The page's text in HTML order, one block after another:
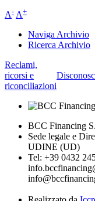
A- A+
Naviga Archivio
Ricerca Archivio
Reclami,
ricorsi e
riconciliazioni
BCC Financing
Sede legale e
UDINE (UD)
Tel: +39 0432